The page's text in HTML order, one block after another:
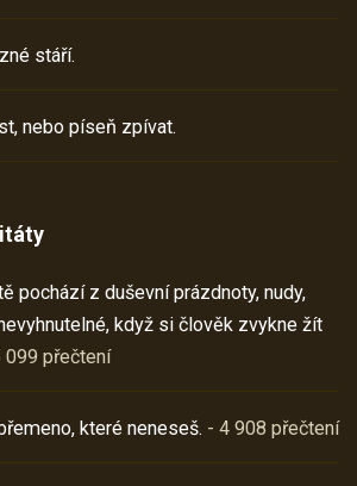
stáří.
nebo píseň zpívat.
pochází z duševní prázdnoty, nudy,
když si člověk zvykne žít
099 přečtení
které neneseš. - 4 908 přečtení